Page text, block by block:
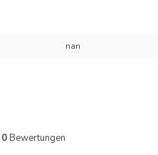
nan
0Bewertungen